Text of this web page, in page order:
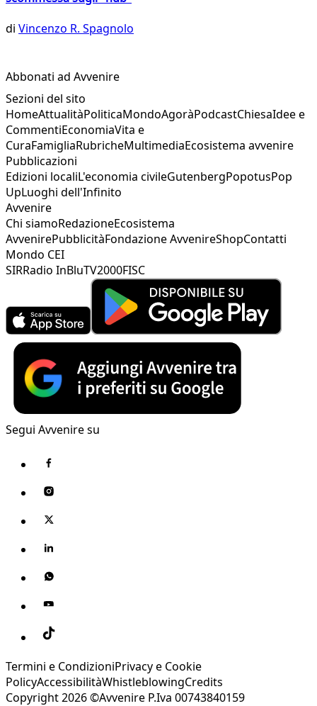
di Vincenzo R. Spagnolo
Abbonati ad Avvenire
Sezioni del sito
HomeAttualitàPoliticaMondoAgoràPodcastChiesaIdee e
CommentiEconomiaVita e
CuraFamigliaRubricheMultimediaEcosistema avvenire
Pubblicazioni
Edizioni localiL'economia civileGutenbergPopotusPop
UpLuoghi dell'Infinito
Avvenire
Chi siamoRedazioneEcosistema
AvvenirePubblicitàFondazione AvvenireShopContatti
Mondo CEI
SIRRadio InBluTV2000FISC
Segui Avvenire su
Termini e CondizioniPrivacy e Cookie
PolicyAccessibilitàWhistleblowingCredits
Copyright 2026 ©Avvenire P.Iva 00743840159